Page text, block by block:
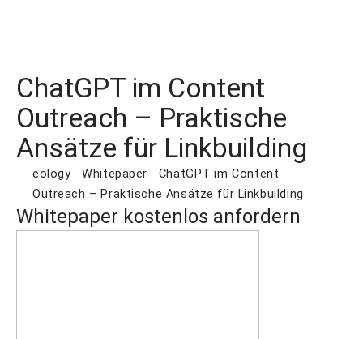
ChatGPT im Content
Outreach – Praktische
Ansätze für Linkbuilding
eology Whitepaper
ChatGPT im Content
Outreach – Praktische Ansätze für Linkbuilding
Whitepaper kostenlos anfordern